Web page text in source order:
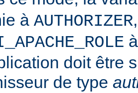
à AUTHORIZER
doit être
de type